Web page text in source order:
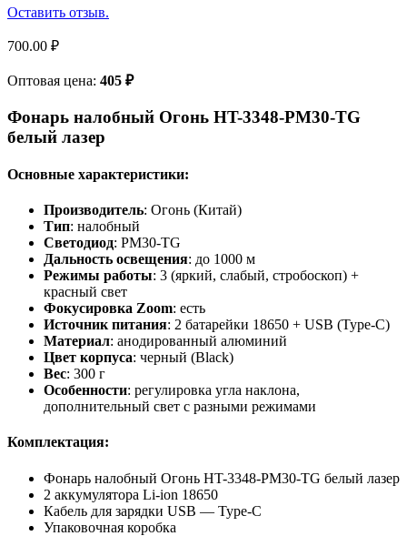
Оставить отзыв.
700.00 ₽
Оптовая цена: 405 ₽
Фонарь налобный Огонь HT-3348-PM30-TG
белый лазер
Основные характеристики:
Производитель: Огонь (Китай)
Тип: налобный
Светодиод: PM30-TG
Дальность освещения: до 1000 м
Режимы работы: 3 (яркий, слабый, стробоскоп) +
красный свет
Фокусировка Zoom: есть
Источник питания: 2 батарейки 18650 + USB (Type-C)
Материал: анодированный алюминий
Цвет корпуса: черный (Black)
Вес: 300 г
Особенности: регулировка угла наклона,
дополнительный свет с разными режимами
Комплектация:
Фонарь налобный Огонь HT-3348-PM30-TG белый лазер
2 аккумулятора Li-ion 18650
Кабель для зарядки USB — Type-C
Упаковочная коробка